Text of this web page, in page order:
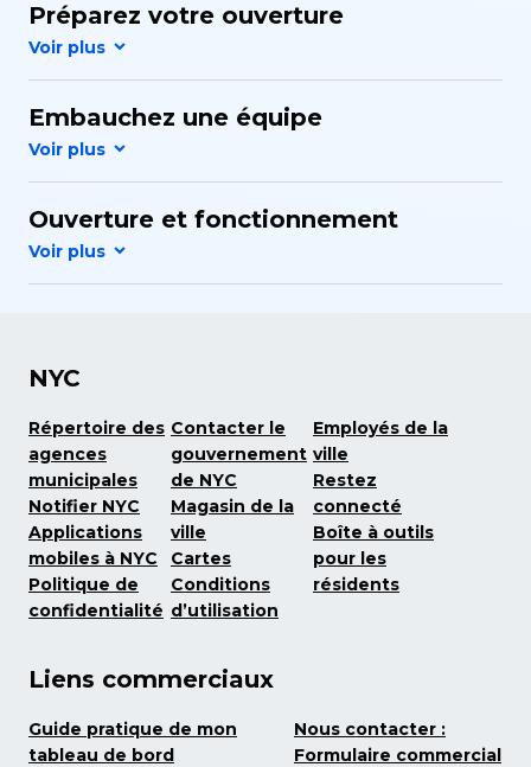
Préparez votre ouverture
Embauchez une équipe
Ouverture et fonctionnement
NYC
Répertoire des
agences
municipales
Notifier NYC
Applications
mobiles à NYC
Politique de
confidentialité
Contacter le
gouvernement
de NYC
Magasin de la
ville
Cartes
Conditions
d’utilisation
Employés de la
ville
Restez
connecté
Boîte à outils
pour les
résidents
Liens commerciaux
Guide pratique de mon
tableau de bord
Nous contacter :
Formulaire commercial